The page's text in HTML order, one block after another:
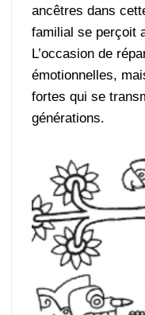
ancêtres dans
familial se perçoit
L’occasion de
émotionnelles,
fortes qui se
générations.